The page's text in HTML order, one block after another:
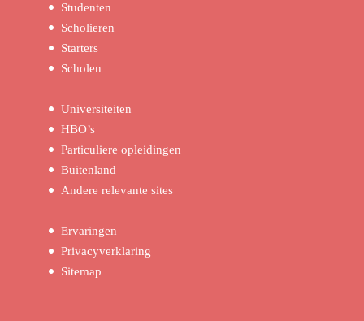
Studenten
Scholieren
Starters
Scholen
Universiteiten
HBO’s
Particuliere opleidingen
Buitenland
Andere relevante sites
Ervaringen
Privacyverklaring
Sitemap